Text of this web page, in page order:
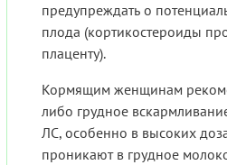
предупреждать о
плода (кортикостероиды
плаценту).
Кормящим женщинам
либо грудное
ЛС, особенно в высоких
проникают в грудное